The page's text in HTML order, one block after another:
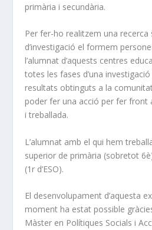
primària i secundària.
Per fer-ho realitzem una recerca
d’investigació el formem
l’alumnat d’aquests centres
totes les fases d’una
resultats obtinguts a la
poder fer una acció per fer front
i treballada.
L’alumnat amb el qui hem
superior de primària (sobretot
(1r d’ESO).
El desenvolupament d’aquesta
moment ha estat possible
Màster en Polítiques Socials i